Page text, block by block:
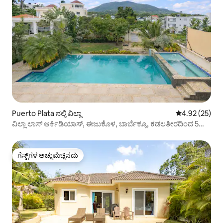
Puerto Plata ನಲ್ಲಿ ವಿಲ್ಲಾ 5 ರಲ್ಲಿ 4.92
4.92 (25)
ವಿಲ್ಲಾ ಲಾಸ್ ಆರ್ಕಿಡಿಯಾಸ್, ಈಜುಕೊಳ, ಬಾರ್ಬೆಕ್ಯೂ, ಕಡಲತೀರದಿಂದ 5
ಗೆಸ್ಟ್‌ಗಳ ಅಚ್ಚುಮೆಚ್ಚಿನದು
ಗೆಸ್ಟ್‌ಗಳ ಅಚ್ಚುಮೆಚ್ಚಿನದು